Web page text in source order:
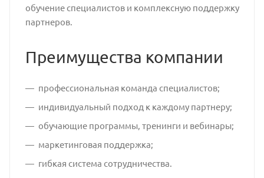
обучение специалистов и комплексную поддержку
партнеров.
Преимущества компании
профессиональная команда специалистов;
индивидуальный подход к каждому партнеру;
обучающие программы, тренинги и вебинары;
маркетинговая поддержка;
гибкая система сотрудничества.